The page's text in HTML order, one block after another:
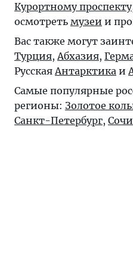
Курортному проспекту
осмотреть музеи и
Вас также могут
Турция,Абхазия,
РусскаяАнтарктика и
Самые популярные
регионы: Золотое
Санкт-Петербург, Сочи